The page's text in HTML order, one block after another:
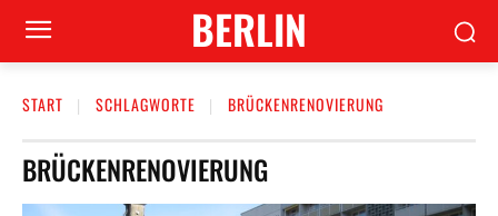
BERLIN
START SCHLAGWORTE BRÜCKENRENOVIERUNG
BRÜCKENRENOVIERUNG